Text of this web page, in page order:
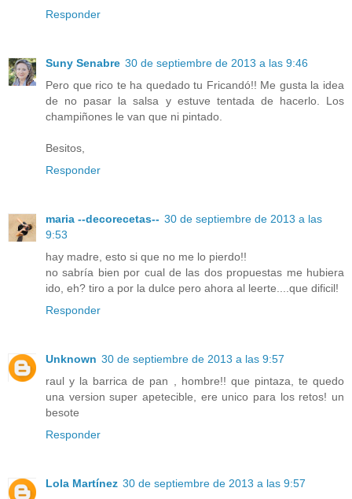
Responder
Suny Senabre 30 de septiembre de 2013 a las 9:46
Pero que rico te ha quedado tu Fricandó!! Me gusta la idea
de no pasar la salsa y estuve tentada de hacerlo. Los
champiñones le van que ni pintado.
Besitos,
Responder
maria --decorecetas-- 30 de septiembre de 2013 a las
9:53
hay madre, esto si que no me lo pierdo!!
no sabría bien por cual de las dos propuestas me hubiera
ido, eh? tiro a por la dulce pero ahora al leerte....que dificil!
Responder
Unknown 30 de septiembre de 2013 a las 9:57
raul y la barrica de pan , hombre!! que pintaza, te quedo
una version super apetecible, ere unico para los retos! un
besote
Responder
Lola Martínez 30 de septiembre de 2013 a las 9:57